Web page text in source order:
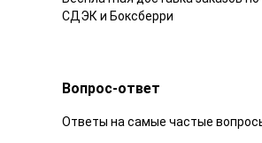
СДЭК и Боксберри
Вопрос-ответ
Ответы на самые частые